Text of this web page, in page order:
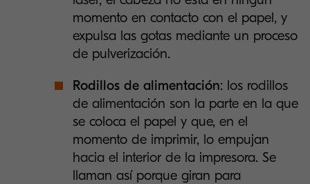
momento en contacto con el papel, y
expulsa las gotas mediante un proceso
de pulverización.
Rodillos de alimentación: los rodillos
de alimentación son la parte en la que
se coloca el papel y que, en el
momento de imprimir, lo empujan
hacia el interior de la impresora. Se
llaman así porque giran para